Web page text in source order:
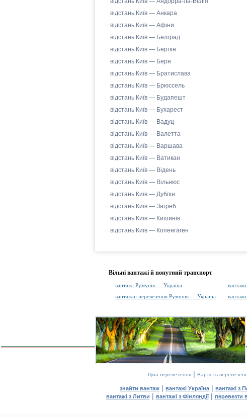
відстань Київ — Анкара
відстань Київ — Афіни
відстань Київ — Белград
відстань Київ — Берлін
відстань Київ — Берн
відстань Київ — Братислава
відстань Київ — Брюссель
відстань Київ — Будапешт
відстань Київ — Бухарест
відстань Київ — Вадуц
відстань Київ — Валетта
відстань Київ — Варшава
відстань Київ — Ватикан
відстань Київ — Відень
відстань Київ — Вільнюс
відстань Київ — Дублін
відстань Київ — Загреб
відстань Київ — Кишинів
відстань Київ — Копенгаген
Вільні вантажі й попутний транспорт
вантажі Румунія — Україна
вантажні перевезення Румунія — Україна
Ціна перевезення| Вартість
знайти вантаж | вантажі Україна | вантажі з
вантажі з Литви | вантажі з Фінляндії| перевезти